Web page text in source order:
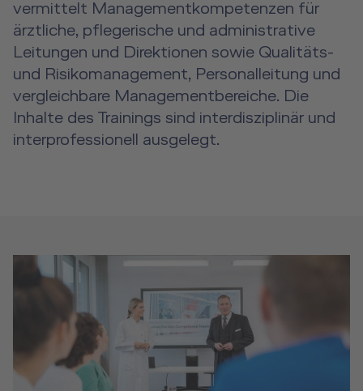
vermittelt Managementkompetenzen für
ärztliche, pflegerische und administrative
Leitungen und Direktionen sowie Qualitäts-
und Risikomanagement, Personalleitung und
vergleichbare Managementbereiche. Die
Inhalte des Trainings sind interdisziplinär und
interprofessionell ausgelegt.